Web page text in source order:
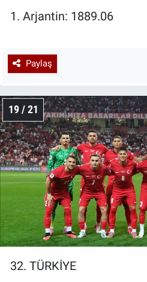
1. Arjantin: 1889.06
Paylaş
19 / 21
32. TÜRKİYE